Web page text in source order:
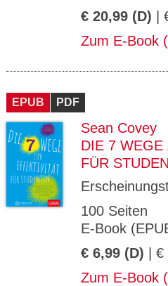
€ 20,99 (D) |
Zum E-Book
EPUB PDF
Sean Covey
DIE 7 WEGE
FÜR
100 Seiten
E-Book
€ 6,99 (D) |
Zum E-Book